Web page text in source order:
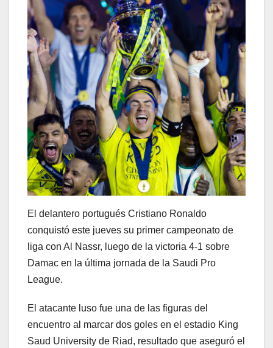
El delantero portugués Cristiano Ronaldo
conquistó este jueves su primer campeonato de
liga con Al Nassr, luego de la victoria 4-1 sobre
Damac en la última jornada de la Saudi Pro
League.
El atacante luso fue una de las figuras del
encuentro al marcar dos goles en el estadio King
Saud University de Riad, resultado que aseguró el